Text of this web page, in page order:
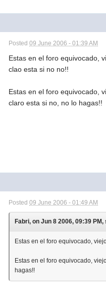
Posted09 June 2006 - 01:39 AM
Estas en el foro equivocado,
clao esta si no no!!
Estas en el foro equivocado,
claro esta si no, no lo hagas!!
Posted09 June 2006 - 01:49 AM
Fabri, on Jun 8 2006, 09:39 PM,
Estas en el foro equivocado,
Estas en el foro equivocado,
hagas!!